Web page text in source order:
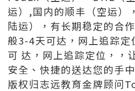
运）,国内的顺丰（空运）
陆运），有长期稳定的合
般3-4天可达，网上追踪定
可 达，网上追踪定位，，
安全、快捷的送达您的手中
版权归志远教育金牌顾问